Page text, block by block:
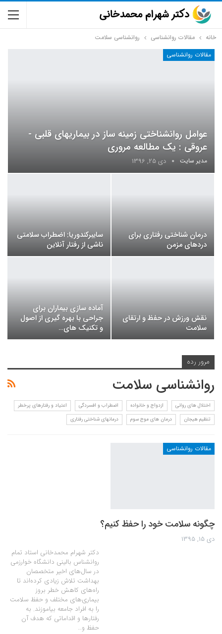
خانه مقالات روانشناسی
روانشناسی سلامت
مقالات روانشناسی
عوامل روانشناختی زمینه ­ساز در بیماریهای قلبی ­
عروقی : یک مطالعه مروری
مدیر سایت دی 25, 1396
درمان شناختی رفتاری برای
دردهای مزمن
سایبرکندوریا: اضطراب سلامتی
ناشی از رفتار آنلاین
نقش ورزش در حفظ و ارتقای
سلامت
آماده سازی بیماران برای
جراحی با بهره گیری از اصول
و تکنیک های…
مرور رده
روانشناسی سلامت
اختلال های روانی ازدواج و خانواده اضطراب و افسردگی
اعتیاد و رفتارهای پرخطر
تنظیم هیجان
درمان های موج سوم درمانهای شناختی رفتاری
مقالات روانشناسی
چگونه سلامت خود را حفظ کنیم؟
دی 15, 1395
دکتر شهرام محمدخانی استاد تمام
روانشناس بالینی دانشگاه خوارزمی
در سال‌های اخیر متخصصان
بهداشت تلاش زیادی کرده‌اند تا
راه‌های کاهش خطر بروز
بیماری‌های مختلف و حفظ سلامت
را به افراد جامعه بیاموزند. به
رفتارها و اقداماتی که هدف آن
حفظ و…